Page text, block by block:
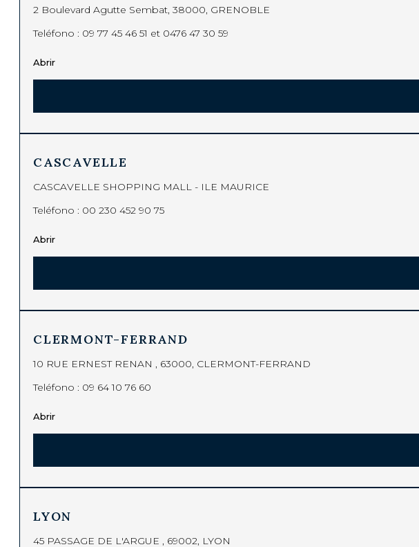
2 Boulevard Agutte Sembat, 38000, GRENOBLE
Teléfono : 09 77 45 46 51 et 0476 47 30 59
Abrir
CASCAVELLE
CASCAVELLE SHOPPING MALL - ILE MAURICE
Teléfono : 00 230 452 90 75
Abrir
CLERMONT-FERRAND
10 RUE ERNEST RENAN , 63000, CLERMONT-FERRAND
Teléfono : 09 64 10 76 60
Abrir
LYON
45 PASSAGE DE L'ARGUE , 69002, LYON